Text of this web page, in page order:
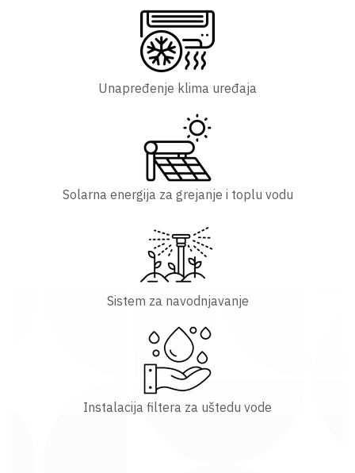
Unapređenje klima uređaja
Solarna energija za grejanje i toplu vodu
Sistem za navodnjavanje
Instalacija filtera za uštedu vode